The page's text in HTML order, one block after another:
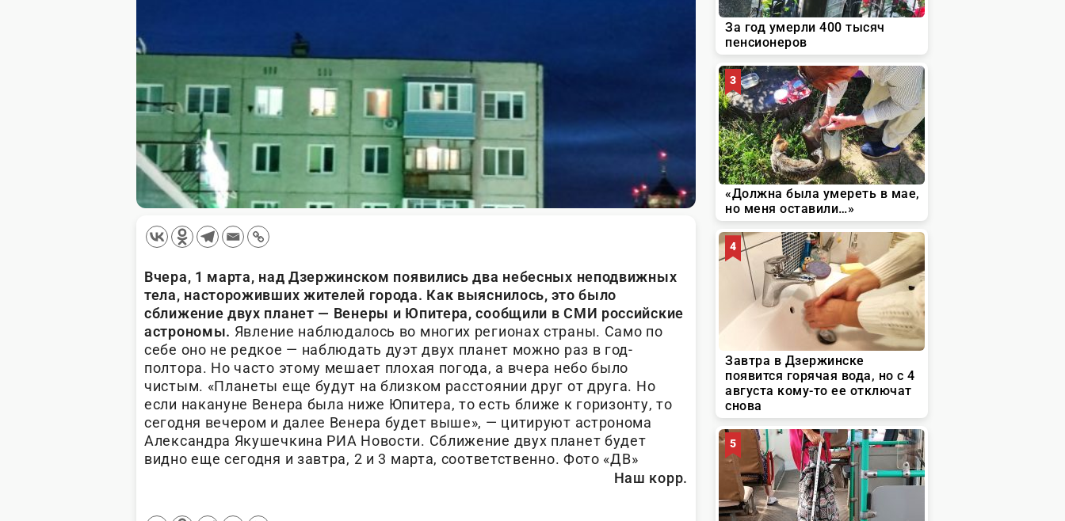
Вчера, 1 марта, над Дзержинском появились два небесных неподвижных
тела, настороживших жителей города. Как выяснилось, это было
сближение двух планет — Венеры и Юпитера, сообщили в СМИ российские
астрономы. Явление наблюдалось во многих регионах страны. Само по
себе оно не редкое — наблюдать дуэт двух планет можно раз в год-
полтора. Но часто этому мешает плохая погода, а вчера небо было
чистым. «Планеты еще будут на близком расстоянии друг от друга. Но
если накануне Венера была ниже Юпитера, то есть ближе к горизонту, то
сегодня вечером и далее Венера будет выше», — цитируют астронома
Александра Якушечкина РИА Новости. Сближение двух планет будет
видно еще сегодня и завтра, 2 и 3 марта, соответственно. Фото «ДВ»
Наш корр.